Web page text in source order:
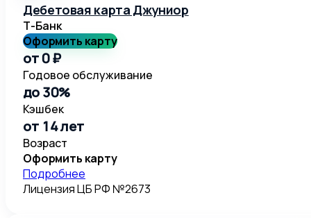
Дебетовая карта Джуниор
Т-Банк
Оформить карту
от 0 ₽
Годовое обслуживание
до 30%
Кэшбек
от 14 лет
Возраст
Оформить карту
Подробнее
Лицензия ЦБ РФ №2673